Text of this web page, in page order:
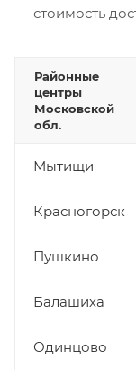
стоимость
Районные
центры
Московской
обл.
Мытищи
Красногорск
Пушкино
Балашиха
Одинцово